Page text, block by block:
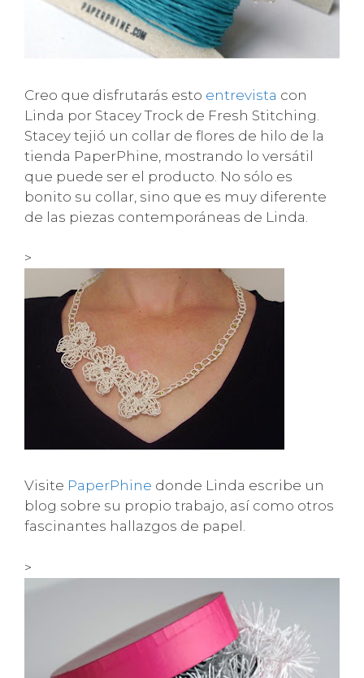
Creo que disfrutarás esto entrevista con
Linda por Stacey Trock de Fresh Stitching.
Stacey tejió un collar de flores de hilo de la
tienda PaperPhine, mostrando lo versátil
que puede ser el producto. No sólo es
bonito su collar, sino que es muy diferente
de las piezas contemporáneas de Linda.
>
Visite PaperPhine donde Linda escribe un
blog sobre su propio trabajo, así como otros
fascinantes hallazgos de papel.
>